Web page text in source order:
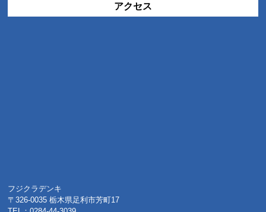
アクセス
フジクラデンキ
〒326-0035 栃木県足利市芳町17